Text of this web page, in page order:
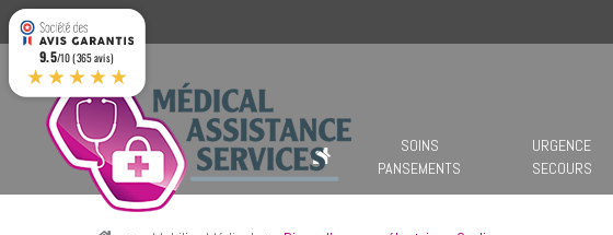
SOINS
PANSEMENTS
URGENCE
SECOURS
9.5/10 (365 avis)
★★★★★